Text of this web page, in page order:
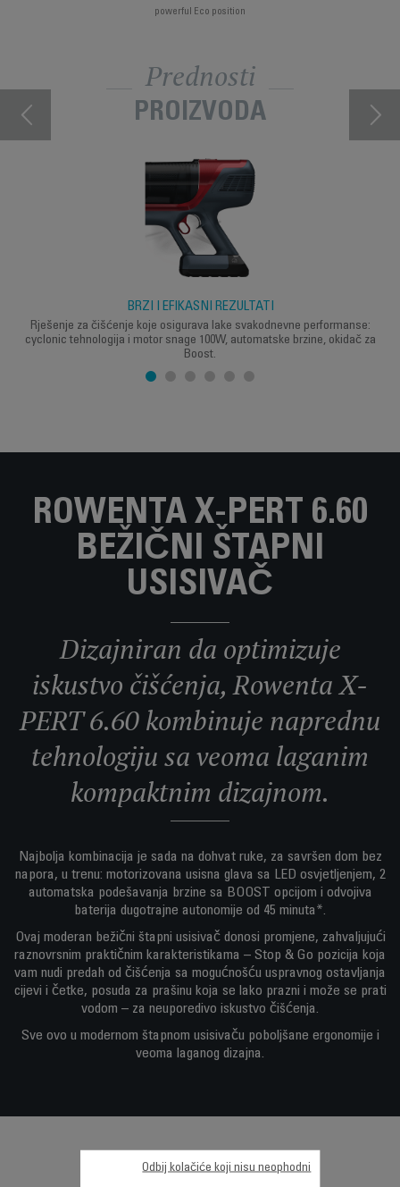
powerful Eco position
Prednosti
PROIZVODA
BRZI I EFIKASNI REZULTATI
Rješenje za čišćenje koje osigurava lake svakodnevne performanse:
cyclonic tehnologija i motor snage 100W, automatske brzine, okidač za
Boost.
ROWENTA X-PERT 6.60
BEŽIČNI ŠTAPNI
USISIVAČ
Dizajniran da optimizuje
iskustvo čišćenja, Rowenta X-
PERT 6.60 kombinuje naprednu
tehnologiju sa veoma laganim
kompaktnim dizajnom.
Najbolja kombinacija je sada na dohvat ruke, za savršen dom bez
napora, u trenu: motorizovana usisna glava sa LED osvjetljenjem, 2
automatska podešavanja brzine sa BOOST opcijom i odvojiva
baterija dugotrajne autonomije od 45 minuta*.
Ovaj moderan bežični štapni usisivač donosi promjene, zahvaljujući
raznovrsnim praktičnim karakteristikama – Stop & Go pozicija koja
vam nudi predah od čišćenja sa mogućnošću uspravnog ostavljanja
cijevi i četke, posuda za prašinu koja se lako prazni i može se prati
vodom – za neuporedivo iskustvo čišćenja.
Sve ovo u modernom štapnom usisivaču poboljšane ergonomije i
veoma laganog dizajna.
Odbij kolačiće koji nisu neophodni